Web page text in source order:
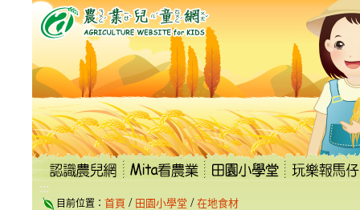
到
要
內
容
區
塊
:::
目前位置： 首頁 / 田園小學堂 / 在地食材